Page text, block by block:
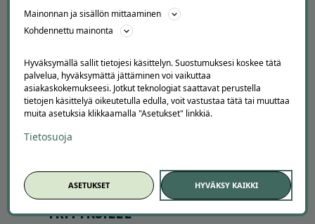
Peruuta tilaus
Asiakaspalvelu
Kuinka Offerilla toimii
Suosittele Offerillaa
TUTUSTU MEIHIN
Ajankohtaista
Avoimet työpaikat
Offerilla mediassa
YRITYKSILLE
Mainonnan ja sisällön mittaaminen
Kohdennettu mainonta
Hyväksymällä sallit tietojesi käsittelyn. Suostumuksesi koskee tätä
palvelua, hyväksymättä jättäminen voi vaikuttaa
asiakaskokemukseesi. Jotkut teknologiat saattavat perustella
tietojen käsittelyä oikeutetulla edulla, voit vastustaa tätä tai muuttaa
muita asetuksia klikkaamalla "Asetukset" linkkiä.
Tietosuoja
ASETUKSET HYVÄKSY KAIKKI